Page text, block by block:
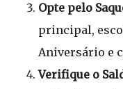
Opte pelo
principal,
Aniversário e
Verifique o